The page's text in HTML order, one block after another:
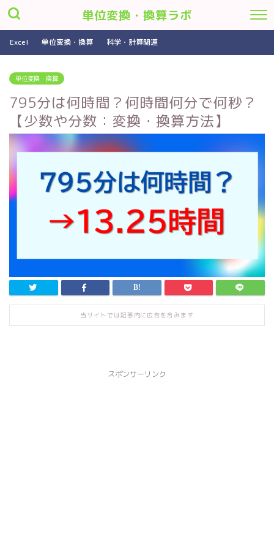
単位変換・換算ラボ
Excel 単位変換・換算 科学・計算関連
単位変換・換算
795分は何時間？何時間何分で何秒？
【少数や分数：変換・換算方法】
当サイトでは記事内に広告を含みます
スポンサーリンク